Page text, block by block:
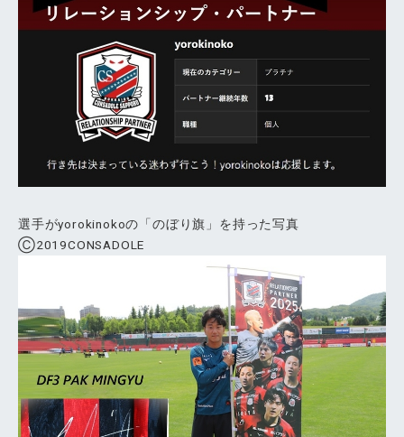
選手がyorokinokoの「のぼり旗」を持った写真
Ⓒ2019CONSADOLE